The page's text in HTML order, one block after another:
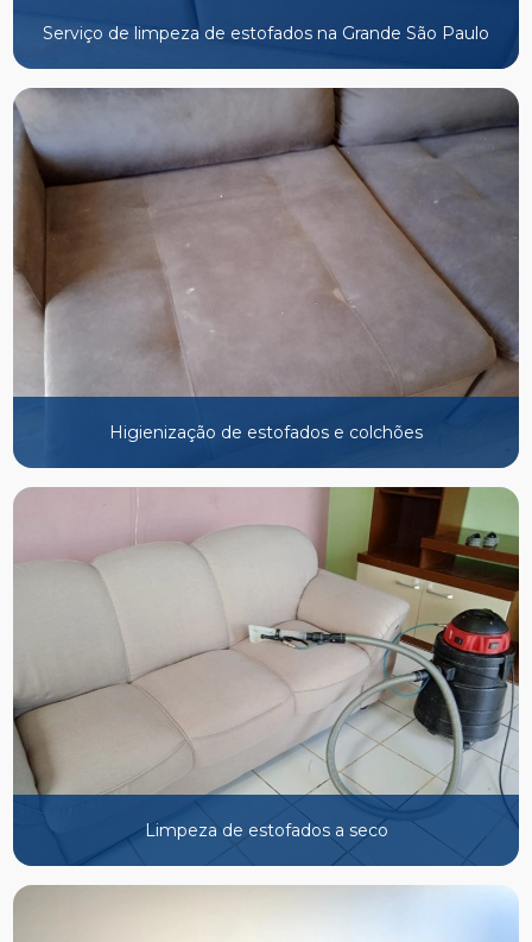
Serviço de limpeza de estofados na Grande São Paulo
Higienização de estofados e colchões
Limpeza de estofados a seco